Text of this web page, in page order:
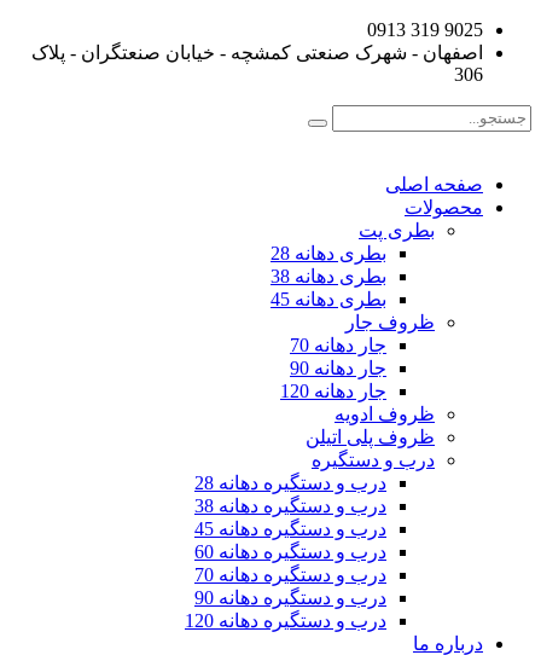
9025 319 0913
اصفهان - شهرک صنعتی کمشچه - خیابان صنعتگران - پلاک
306
صفحه اصلی
محصولات
بطری پت
بطری دهانه 28
بطری دهانه 38
بطری دهانه 45
ظروف جار
جار دهانه 70
جار دهانه 90
جار دهانه 120
ظروف ادویه
ظروف پلی اتیلن
درب و دستگیره
درب و دستگیره دهانه 28
درب و دستگیره دهانه 38
درب و دستگیره دهانه 45
درب و دستگیره دهانه 60
درب و دستگیره دهانه 70
درب و دستگیره دهانه 90
درب و دستگیره دهانه 120
درباره ما